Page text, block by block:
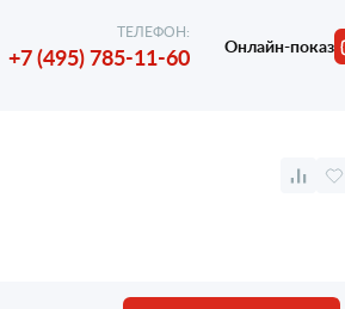
ТЕЛЕФОН:
+7 (495) 785-11-60 Онлайн-показ